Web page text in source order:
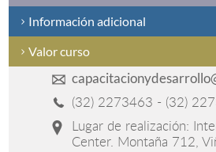
Información adicional
Valor curso
(32) 2273463 - (32)
Lugar de realización:
Center. Montaña 712,